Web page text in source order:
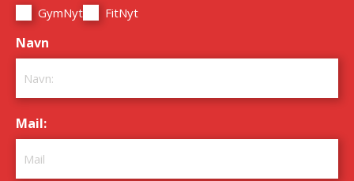
GymNyt FitNyt
Navn
Mail: